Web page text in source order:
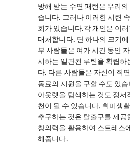
방해 받는 수면 패턴은 우리
습니다. 그러나 이러한 시련
회가 있습니다.각 개인은 이
대처합니다. 단 하나의 크기
부 사람들은 여가 시간 동안
시하는 일관된 루틴을 확립하
다. 다른 사람들은 자신이 직
동료의 지원을 구할 수도 있
아웃렛을 탐색하는 것도 정
천이 될 수 있습니다. 취미생
추구하는 것은 탈출구를 제
창의력을 활용하여 스트레스
해줍니다.